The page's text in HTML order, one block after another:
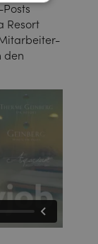
Resort
den